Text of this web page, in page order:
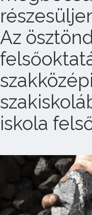
Az
iskola